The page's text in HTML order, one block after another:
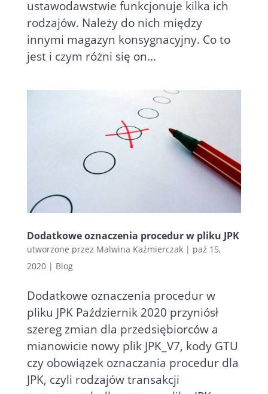
ustawodawstwie funkcjonuje kilka ich
rodzajów. Należy do nich między
innymi magazyn konsygnacyjny. Co to
jest i czym różni się on...
Dodatkowe oznaczenia procedur w pliku JPK
utworzone przez Malwina Kaźmierczak| paź 15,
2020| Blog
Dodatkowe oznaczenia procedur w
pliku JPK Październik 2020 przyniósł
szereg zmian dla przedsiębiorców a
mianowicie nowy plik JPK_V7, kody GTU
czy obowiązek oznaczania procedur dla
JPK, czyli rodzajów transakcji